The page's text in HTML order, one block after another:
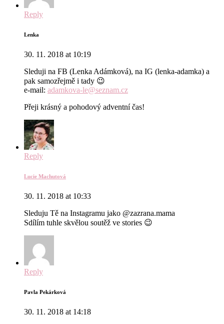
Reply
Lenka
30. 11. 2018 at 10:19
Sleduji na FB (Lenka Adámková), na IG (lenka-adamka) a
pak samozřejmě i tady 😉
e-mail: adamkova-le@seznam.cz
Přeji krásný a pohodový adventní čas!
Reply
Lucie Machutová
30. 11. 2018 at 10:33
Sleduju Tě na Instagramu jako @zazrana.mama
Sdílím tuhle skvělou soutěž ve stories 😉
Reply
Pavla Pekárková
30. 11. 2018 at 14:18